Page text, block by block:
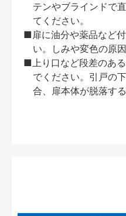
テンやブラインドで
てください。
■扉に油分や薬品など
い。しみや変色の原
■上り口など段差のあ
でください。引戸の
合、扉本体が脱落す